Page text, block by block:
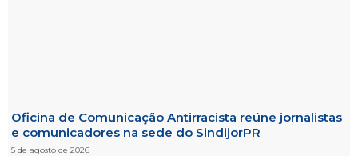
Oficina de Comunicação Antirracista reúne jornalistas
e comunicadores na sede do SindijorPR
5 de agosto de 2026